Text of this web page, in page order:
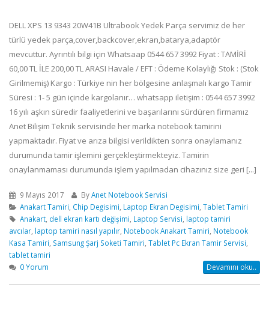
DELL XPS 13 9343 20W41B Ultrabook Yedek Parça servimiz de her
türlü yedek parça,cover,backcover,ekran,batarya,adaptör
mevcuttur. Ayrıntılı bilgi için Whatsaap 0544 657 3992 Fiyat : TAMİRİ
60,00 TL İLE 200,00 TL ARASI Havale / EFT : Ödeme Kolaylığı Stok : (Stok
Girilmemiş) Kargo : Türkiye nin her bölgesine anlaşmalı kargo Tamir
Süresi : 1- 5 gün içinde kargolanır… whatsapp iletişim : 0544 657 3992
16 yılı aşkın süredir faaliyetlerini ve başarılarını sürdüren firmamız
Anet Bilişim Teknik servisinde her marka notebook tamirini
yapmaktadır. Fiyat ve arıza bilgisi verildikten sonra onaylamanız
durumunda tamir işlemini gerçekleştirmekteyiz. Tamirin
onaylanmaması durumunda işlem yapılmadan cihazınız size geri [...]
9 Mayıs 2017 ByAnet Notebook Servisi
Anakart Tamiri Chip Degisimi Laptop Ekran Degisimi Tablet Tamiri
Anakart, dell ekran kartı değişimi Laptop Servisi laptop tamiri
avcılar laptop tamiri nasıl yapılır Notebook Anakart Tamiri Notebook
Kasa Tamiri Samsung Şarj Soketi Tamiri Tablet Pc Ekran Tamir Servisi
tablet tamiri
0 Yorum
Devamını oku..